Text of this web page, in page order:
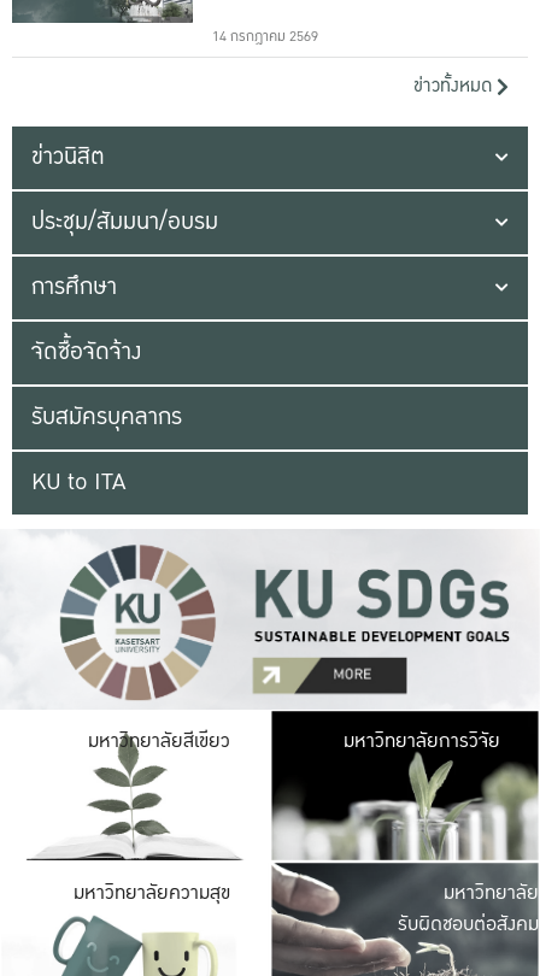
14 กรกฎาคม 2569
ข่าวทั้งหมด
ข่าวนิสิต
ประชุม/สัมมนา/อบรม
การศึกษา
จัดซื้อจัดจ้าง
รับสมัครบุคลากร
KU to ITA
มหาวิทยาลัยสีเขียว มหาวิ
มีพื้นที่เขียวสดใส
เป็นป่าในเมือง เกษต
มหาวิทยาลัยการวิจัย
มหาวิทยาลัยความสุข มหาวิ
ค
เปิดประ
และพบเรื่องราวใ
มหาวิทยาลัย
รับผิดชอบต่อสังคม